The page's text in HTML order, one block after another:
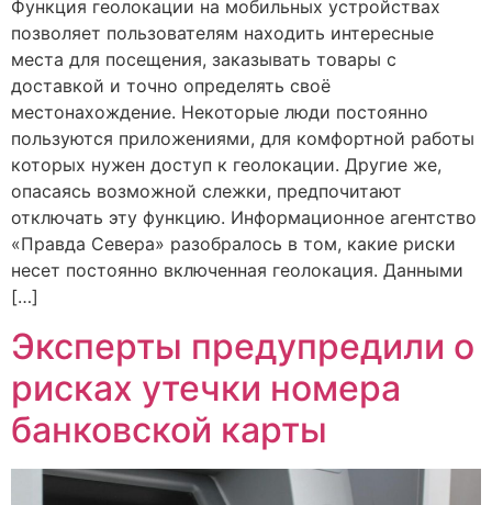
Функция геолокации на мобильных устройствах
позволяет пользователям находить интересные
места для посещения, заказывать товары с
доставкой и точно определять своё
местонахождение. Некоторые люди постоянно
пользуются приложениями, для комфортной работы
которых нужен доступ к геолокации. Другие же,
опасаясь возможной слежки, предпочитают
отключать эту функцию. Информационное агентство
«Правда Севера» разобралось в том, какие риски
несет постоянно включенная геолокация. Данными
[…]
Эксперты предупредили о
рисках утечки номера
банковской карты